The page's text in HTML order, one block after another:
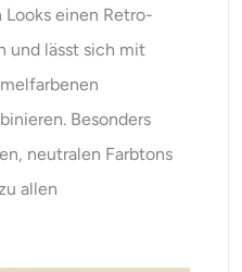
einen Retro-
und lässt sich mit
Besonders
neutralen Farbtons
allen